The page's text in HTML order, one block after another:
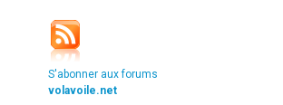
S'abonner aux forums
volavoile.net